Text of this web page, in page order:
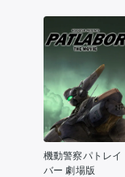
機動警察パトレイ
バー 劇場版